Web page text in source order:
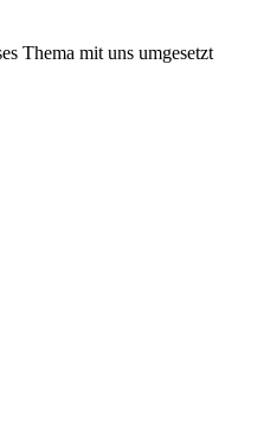
Thema mit uns umgesetzt